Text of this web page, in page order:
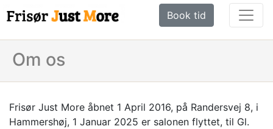
Book tid
Om os
Frisør Just More åbnet 1 April 2016, på Randersvej 8, i
Hammershøj, 1 Januar 2025 er salonen flyttet, til Gl.